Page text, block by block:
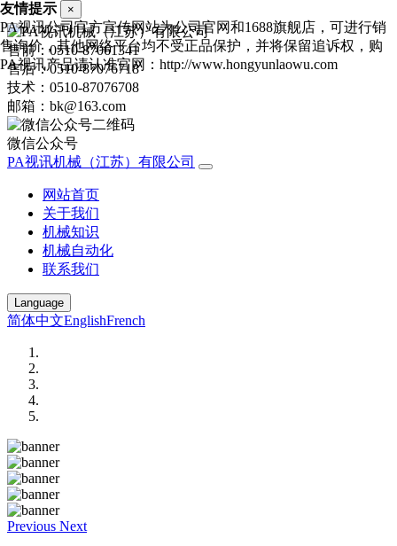
售前：0510-87061341
售后：0510-87076718
技术：0510-87076708
邮箱：bk@163.com
微信公众号
PA视讯机械（江苏）有限公司
网站首页
关于我们
机械知识
机械自动化
联系我们
Language
简体中文EnglishFrench
Previous Next
友情提示 ×
PA视讯公司官方宣传网站为公司官网和1688旗舰店，可进行销
售询价，其他网络平台均不受正品保护，并将保留追诉权，购
PA视讯产品请认准官网：http://www.hongyunlaowu.com